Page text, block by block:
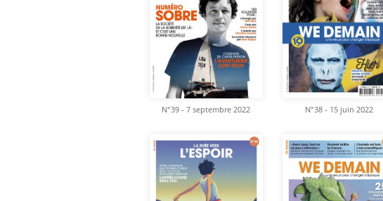
N°39 - 7 septembre 2022 N°38 - 15 juin 2022